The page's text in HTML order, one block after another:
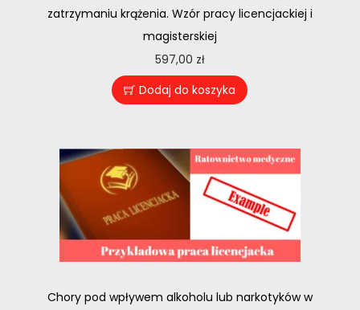
zatrzymaniu krążenia. Wzór pracy licencjackiej i
magisterskiej
597,00 zł
Dodaj do koszyka
Chory pod wpływem alkoholu lub narkotyków w